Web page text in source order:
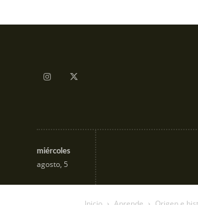
miércoles
agosto, 5